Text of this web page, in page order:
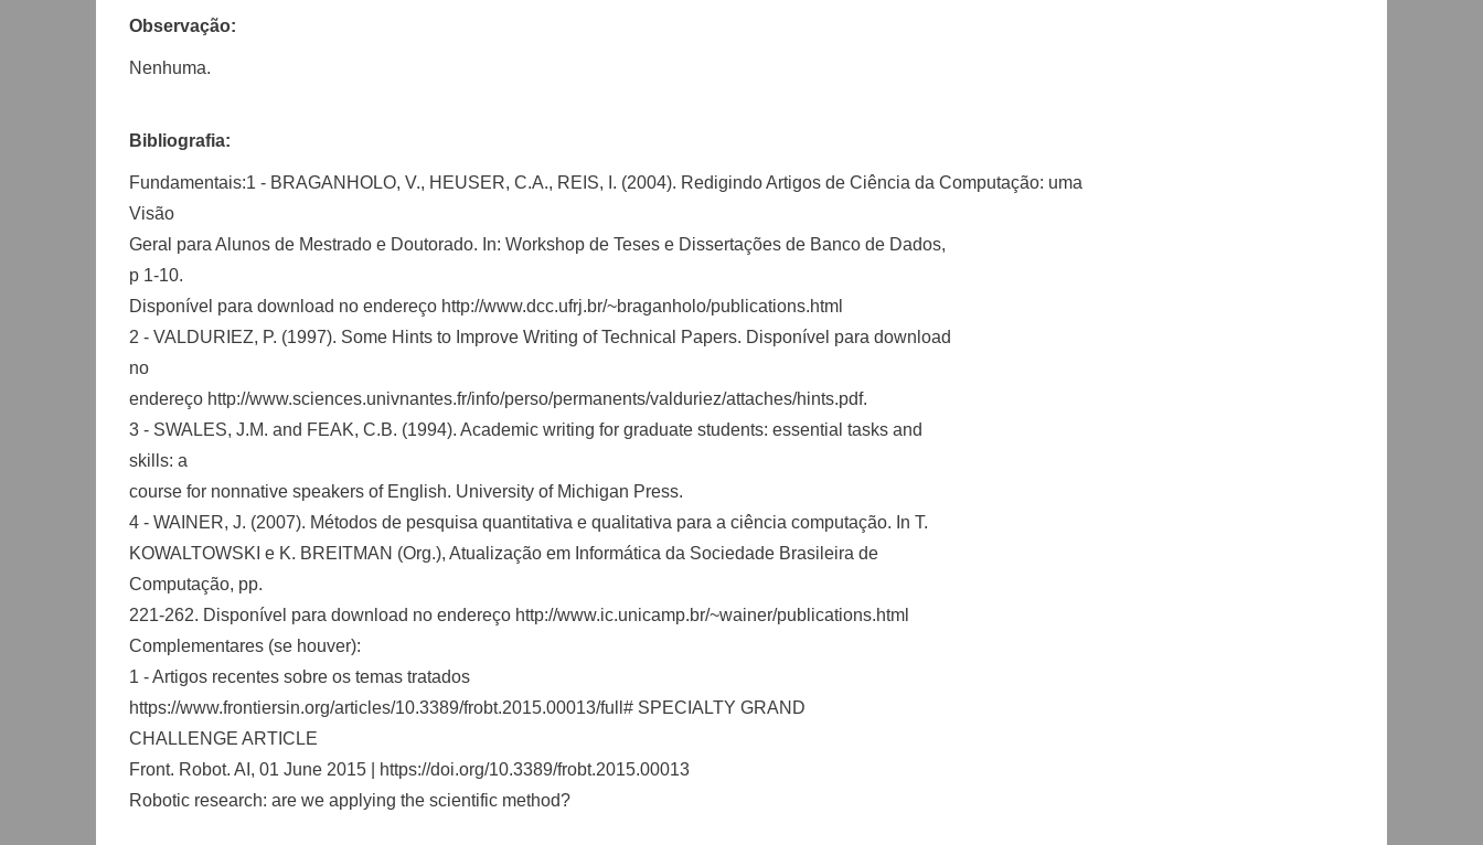
Observação:
Nenhuma.
Bibliografia:
Fundamentais:1 - BRAGANHOLO, V., HEUSER, C.A., REIS, I. (2004). Redigindo Artigos de Ciência da Computação: uma
Visão
Geral para Alunos de Mestrado e Doutorado. In: Workshop de Teses e Dissertações de Banco de Dados,
p 1-10.
Disponível para download no endereço http://www.dcc.ufrj.br/~braganholo/publications.html
2 - VALDURIEZ, P. (1997). Some Hints to Improve Writing of Technical Papers. Disponível para download
no
endereço http://www.sciences.univnantes.fr/info/perso/permanents/valduriez/attaches/hints.pdf.
3 - SWALES, J.M. and FEAK, C.B. (1994). Academic writing for graduate students: essential tasks and
skills: a
course for nonnative speakers of English. University of Michigan Press.
4 - WAINER, J. (2007). Métodos de pesquisa quantitativa e qualitativa para a ciência computação. In T.
KOWALTOWSKI e K. BREITMAN (Org.), Atualização em Informática da Sociedade Brasileira de
Computação, pp.
221-262. Disponível para download no endereço http://www.ic.unicamp.br/~wainer/publications.html
Complementares (se houver):
1 - Artigos recentes sobre os temas tratados
https://www.frontiersin.org/articles/10.3389/frobt.2015.00013/full# SPECIALTY GRAND
CHALLENGE ARTICLE
Front. Robot. AI, 01 June 2015 | https://doi.org/10.3389/frobt.2015.00013
Robotic research: are we applying the scientific method?